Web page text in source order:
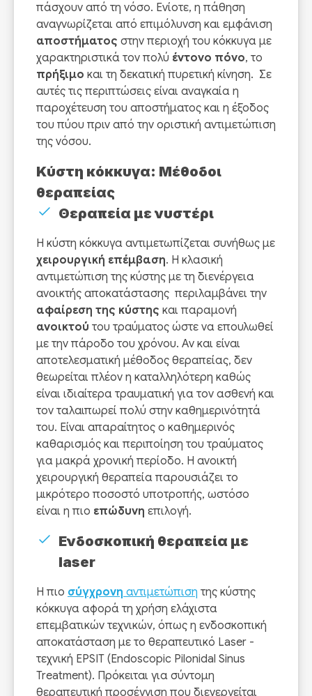
πάσχουν από τη νόσο. Ενίοτε, η πάθηση
αναγνωρίζεται από επιμόλυνση και εμφάνιση
αποστήματος στην περιοχή του κόκκυγα με
χαρακτηριστικά τον πολύ έντονο πόνο, το
πρήξιμο και τη δεκατική πυρετική κίνηση. Σε
αυτές τις περιπτώσεις είναι αναγκαία η
παροχέτευση του αποστήματος και η έξοδος
του πύου πριν από την οριστική αντιμετώπιση
της νόσου.
Κύστη κόκκυγα: Μέθοδοι
θεραπείας
Θεραπεία με νυστέρι
Η κύστη κόκκυγα αντιμετωπίζεται συνήθως με
χειρουργική επέμβαση. Η κλασική
αντιμετώπιση της κύστης με τη διενέργεια
ανοικτής αποκατάστασης περιλαμβάνει την
αφαίρεση της κύστης και παραμονή
ανοικτού του τραύματος ώστε να επουλωθεί
με την πάροδο του χρόνου. Αν και είναι
αποτελεσματική μέθοδος θεραπείας, δεν
θεωρείται πλέον η καταλληλότερη καθώς
είναι ιδιαίτερα τραυματική για τον ασθενή και
τον ταλαιπωρεί πολύ στην καθημερινότητά
του. Είναι απαραίτητος ο καθημερινός
καθαρισμός και περιποίηση του τραύματος
για μακρά χρονική περίοδο. Η ανοικτή
χειρουργική θεραπεία παρουσιάζει το
μικρότερο ποσοστό υποτροπής, ωστόσο
είναι η πιο επώδυνη επιλογή.
Ενδοσκοπική θεραπεία με
laser
Η πιο σύγχρονη αντιμετώπιση της κύστης
κόκκυγα αφορά τη χρήση ελάχιστα
επεμβατικών τεχνικών, όπως η ενδοσκοπική
αποκατάσταση με το θεραπευτικό Laser -
τεχνική EPSIT (Endoscopic Pilonidal Sinus
Treatment). Πρόκειται για σύντομη
θεραπευτική προσέγγιση που διενεργείται